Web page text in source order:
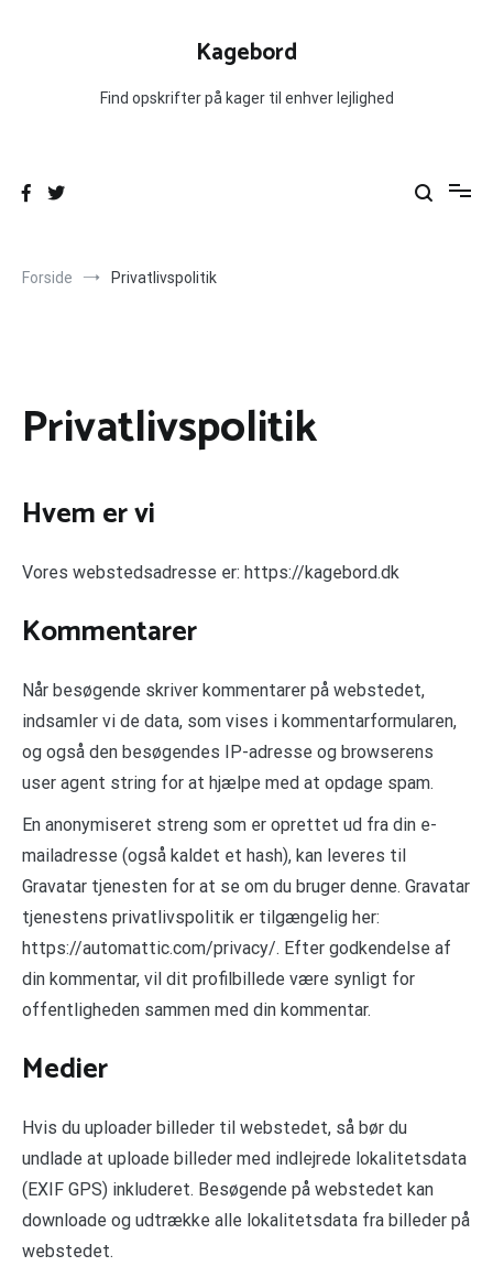
Kagebord
Find opskrifter på kager til enhver lejlighed
Forside Privatlivspolitik
Privatlivspolitik
Hvem er vi
Vores webstedsadresse er: https://kagebord.dk
Kommentarer
Når besøgende skriver kommentarer på webstedet,
indsamler vi de data, som vises i kommentarformularen,
og også den besøgendes IP-adresse og browserens
user agent string for at hjælpe med at opdage spam.
En anonymiseret streng som er oprettet ud fra din e-
mailadresse (også kaldet et hash), kan leveres til
Gravatar tjenesten for at se om du bruger denne. Gravatar
tjenestens privatlivspolitik er tilgængelig her:
https://automattic.com/privacy/. Efter godkendelse af
din kommentar, vil dit profilbillede være synligt for
offentligheden sammen med din kommentar.
Medier
Hvis du uploader billeder til webstedet, så bør du
undlade at uploade billeder med indlejrede lokalitetsdata
(EXIF GPS) inkluderet. Besøgende på webstedet kan
downloade og udtrække alle lokalitetsdata fra billeder på
webstedet.